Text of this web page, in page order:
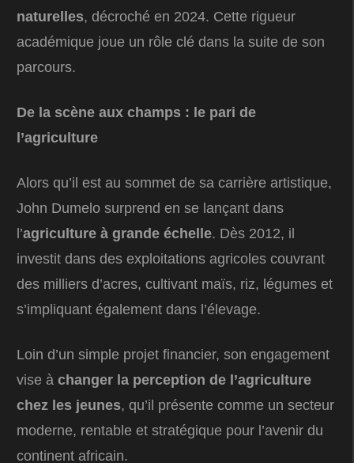
naturelles, décroché en 2024. Cette rigueur
académique joue un rôle clé dans la suite de son
parcours.
De la scène aux champs : le pari de
l’agriculture
Alors qu’il est au sommet de sa carrière artistique,
John Dumelo surprend en se lançant dans
l’agriculture à grande échelle. Dès 2012, il
investit dans des exploitations agricoles couvrant
des milliers d’acres, cultivant maïs, riz, légumes et
s’impliquant également dans l’élevage.
Loin d’un simple projet financier, son engagement
vise à changer la perception de l’agriculture
chez les jeunes, qu’il présente comme un secteur
moderne, rentable et stratégique pour l’avenir du
continent africain.